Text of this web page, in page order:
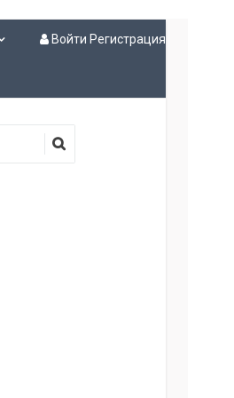
Войти Регистрация